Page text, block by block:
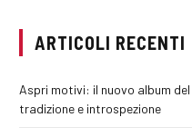
ARTICOLI RECENTI
Aspri motivi: il nuovo album
tradizione e introspezione